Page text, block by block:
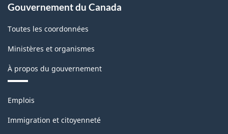
Gouvernement du Canada
Toutes les coordonnées
Ministères et organismes
À propos du gouvernement
Thèmes
sujets
Emplois
Immigration et citoyenneté